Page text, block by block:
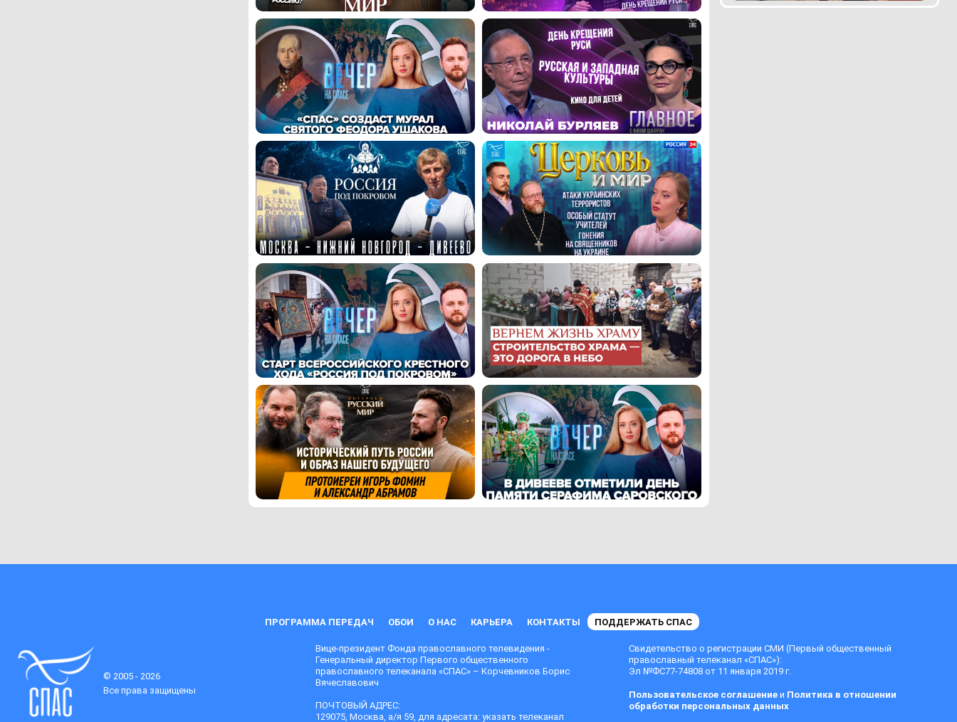
ПРОГРАММА ПЕРЕДАЧ ОБОИ О НАС КАРЬЕРА КОНТАКТЫ ПОДДЕРЖАТЬ СПАС
© 2005 - 2026
Все права защищены
Вице-президент Фонда православного телевидения -
Генеральный директор Первого общественного
православного телеканала «СПАС» – Корчевников Борис
Вячеславович
ПОЧТОВЫЙ АДРЕС:
129075, Москва, а/я 59, для адресата: указать телеканал
Свидетельство о регистрации СМИ (Первый общественный
православный телеканал «СПАС»):
Эл №ФС77-74808 от 11 января 2019 г.
Пользовательское соглашениеи Политика в отношении
обработки персональных данных